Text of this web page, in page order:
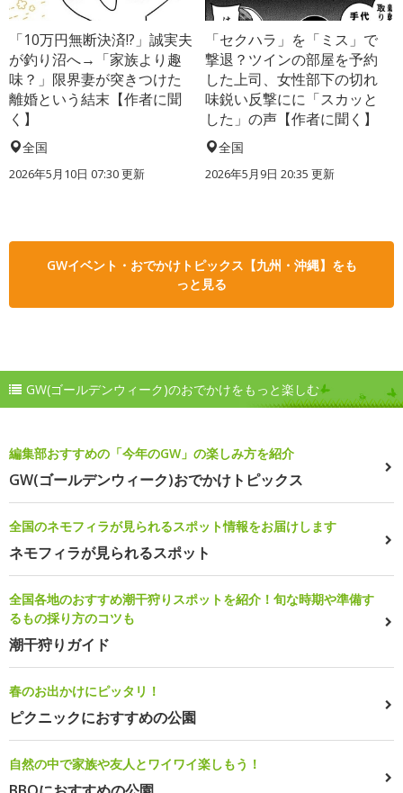
「10万円無断決済!?」誠実夫
が釣り沼へ→「家族より趣
味？」限界妻が突きつけた
離婚という結末【作者に聞
く】
全国
2026年5月10日 07:30 更新
「セクハラ」を「ミス」で
撃退？ツインの部屋を予約
した上司、女性部下の切れ
味鋭い反撃にに「スカッと
した」の声【作者に聞く】
全国
2026年5月9日 20:35 更新
GWイベント・おでかけトピックス【九州・沖縄】をも
っと見る
GW(ゴールデンウィーク)のおでかけをもっと楽しむ
編集部おすすめの「今年のGW」の楽しみ方を紹介
GW(ゴールデンウィーク)おでかけトピックス
全国のネモフィラが見られるスポット情報をお届けします
ネモフィラが見られるスポット
全国各地のおすすめ潮干狩りスポットを紹介！旬な時期や準備す
るもの採り方のコツも
潮干狩りガイド
春のお出かけにピッタリ！
ピクニックにおすすめの公園
自然の中で家族や友人とワイワイ楽しもう！